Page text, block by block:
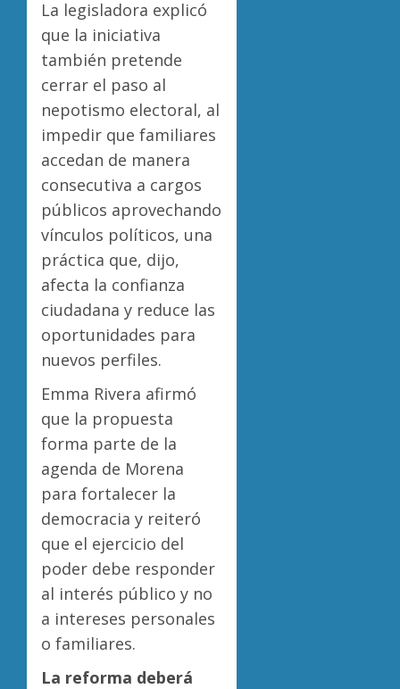
La legisladora explicó
que la iniciativa
también pretende
cerrar el paso al
nepotismo electoral, al
impedir que familiares
accedan de manera
consecutiva a cargos
públicos aprovechando
vínculos políticos, una
práctica que, dijo,
afecta la confianza
ciudadana y reduce las
oportunidades para
nuevos perfiles.
Emma Rivera afirmó
que la propuesta
forma parte de la
agenda de Morena
para fortalecer la
democracia y reiteró
que el ejercicio del
poder debe responder
al interés público y no
a intereses personales
o familiares.
La reforma deberá